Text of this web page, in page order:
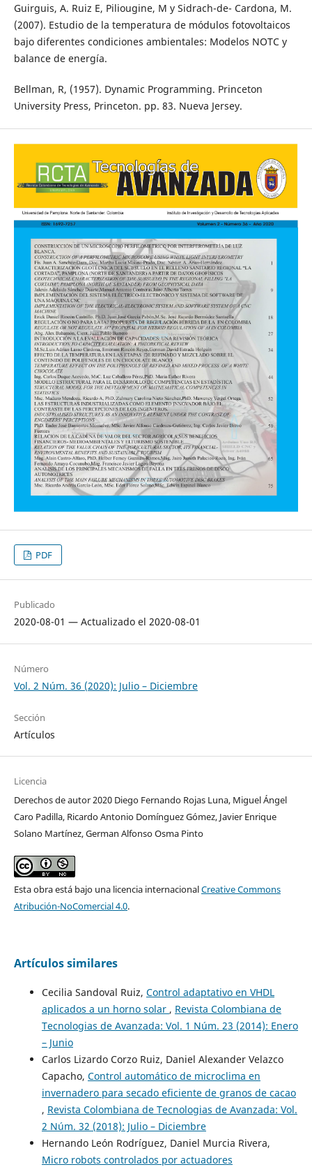
Guirguis, A. Ruiz E, Piliougine, M y Sidrach-de- Cardona, M.
(2007). Estudio de la temperatura de módulos fotovoltaicos
bajo diferentes condiciones ambientales: Modelos NOTC y
balance de energía.
Bellman, R, (1957). Dynamic Programming. Princeton
University Press, Princeton. pp. 83. Nueva Jersey.
PDF
Publicado
2020-08-01 — Actualizado el 2020-08-01
Número
Vol. 2 Núm. 36 (2020): Julio – Diciembre
Sección
Artículos
Licencia
Derechos de autor 2020 Diego Fernando Rojas Luna, Miguel Ángel
Caro Padilla, Ricardo Antonio Domínguez Gómez, Javier Enrique
Solano Martínez, German Alfonso Osma Pinto
Esta obra está bajo una licencia internacionalCreative Commons
Atribución-NoComercial 4.0.
Artículos similares
Cecilia Sandoval Ruiz, Control adaptativo en VHDL
aplicados a un horno solar , Revista Colombiana de
Tecnologias de Avanzada: Vol. 1 Núm. 23 (2014): Enero
– Junio
Carlos Lizardo Corzo Ruiz, Daniel Alexander Velazco
Capacho, Control automático de microclima en
invernadero para secado eficiente de granos de cacao
, Revista Colombiana de Tecnologias de Avanzada: Vol.
2 Núm. 32 (2018): Julio – Diciembre
Hernando León Rodríguez, Daniel Murcia Rivera,
Micro robots controlados por actuadores